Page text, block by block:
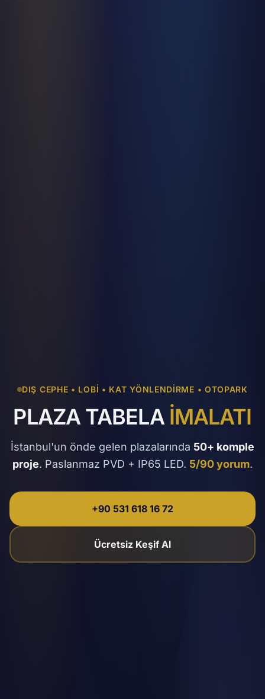
DIŞ CEPHE • LOBI • KAT YÖNLENDIRME • OTOPARK
PLAZA TABELA İMALATI
İstanbul'un önde gelen plazalarında 50+ komple
proje. Paslanmaz PVD + IP65 LED. 5/90 yorum.
+90 531 618 16 72
Ücretsiz Keşif Al